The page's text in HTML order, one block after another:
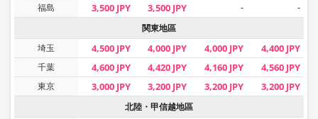
福島
3,500 JPY 3,500 JPY -
-
関東地區
埼玉
4,500 JPY 4,000 JPY 4,000 JPY 4,400 JPY
千葉 4,600 JPY 4,420 JPY 4,160 JPY 4,560 JPY
東京 3,000 JPY 3,200 JPY 3,200 JPY 3,200 JPY
北陸・甲信越地區